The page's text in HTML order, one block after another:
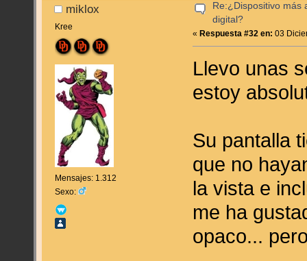
miklox
Kree
Mensajes: 1.312
Sexo:
Re:¿Dispositivo más
digital?
« Respuesta #32 en: 03
Llevo unas
estoy
Su pantalla
que no
la vista e
me ha
opaco...